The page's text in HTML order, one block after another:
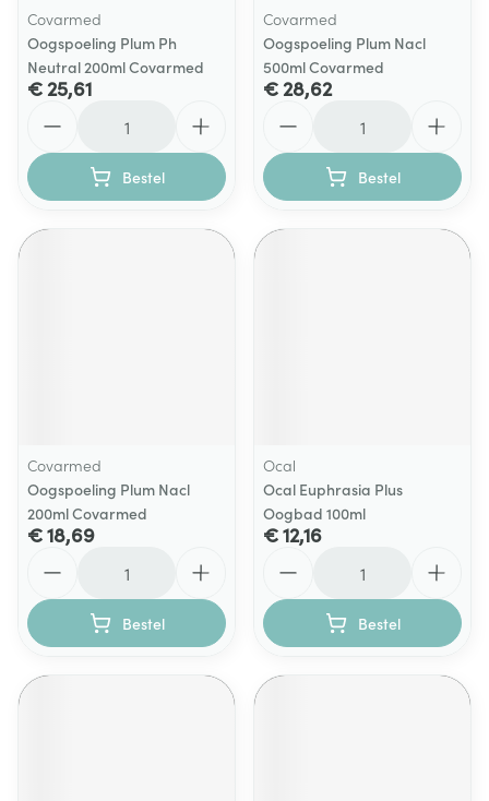
Covarmed
Oogspoeling Plum Ph
Neutral 200ml Covarmed
€ 25,61
Bestel
Covarmed
Oogspoeling Plum Nacl
500ml Covarmed
€ 28,62
Bestel
Covarmed
Oogspoeling Plum Nacl
200ml Covarmed
€ 18,69
Bestel
Ocal
Ocal Euphrasia Plus
Oogbad 100ml
€ 12,16
Bestel